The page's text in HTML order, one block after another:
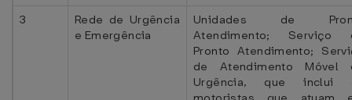
3
Rede de Urgência
e Emergência
Unidades de
Atendimento; Serviço
Pronto Atendimento;
de Atendimento Móvel
Urgência, que inclui